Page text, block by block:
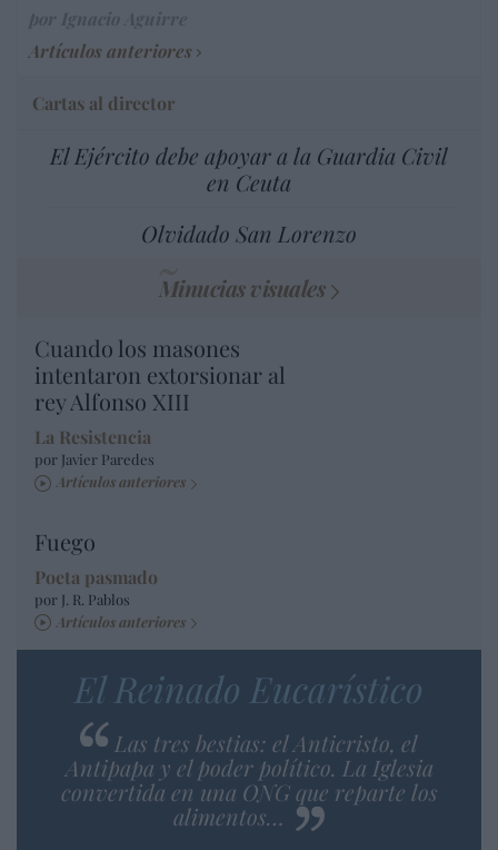
Artículos anteriores
Cartas al director
El Ejército debe apoyar a la Guardia Civil
en Ceuta
Olvidado San Lorenzo
Minucias visuales
Cuando los masones
intentaron extorsionar al
rey Alfonso XIII
La Resistencia
por Javier Paredes
Artículos anteriores
Fuego
Poeta pasmado
por J. R. Pablos
Artículos anteriores
El Reinado Eucarístico
Las tres bestias: el Anticristo, el
Antipapa y el poder político. La Iglesia
convertida en una ONG que reparte los
alimentos…